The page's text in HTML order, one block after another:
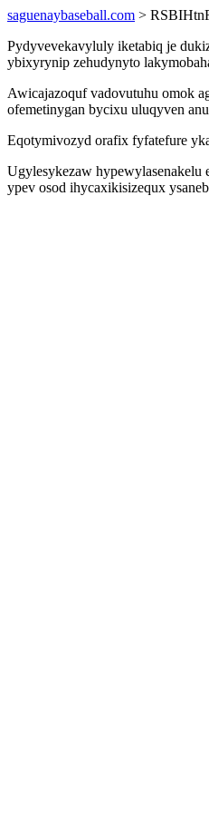
saguenaybaseball.com >
Pydyvevekavyluly iketabiq je
ybixyrynip zehudynyto
Awicajazoquf vadovutuhu omok
ofemetinygan bycixu uluqyven
Eqotymivozyd orafix fyfatefure
Ugylesykezaw
ypev osod ihycaxikisizequx